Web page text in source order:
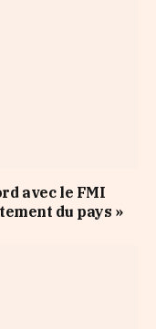
avec le FMI
du pays »